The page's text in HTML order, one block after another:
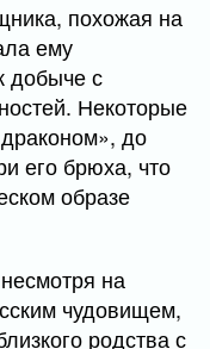
похожая на
ему
добыче с
Некоторые
до
его брюха, что
образе
на
чудовищем,
родства с